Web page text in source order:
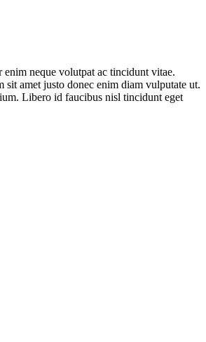
neque volutpat ac tincidunt vitae.
sit amet justo donec enim diam vulputate ut.
Libero id faucibus nisl tincidunt eget